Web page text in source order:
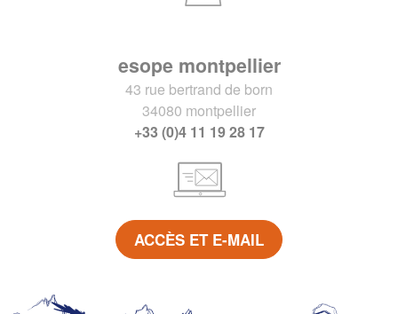
esope montpellier
43 rue bertrand de born
34080 montpellier
+33 (0)4 11 19 28 17
ACCÈS ET E-MAIL